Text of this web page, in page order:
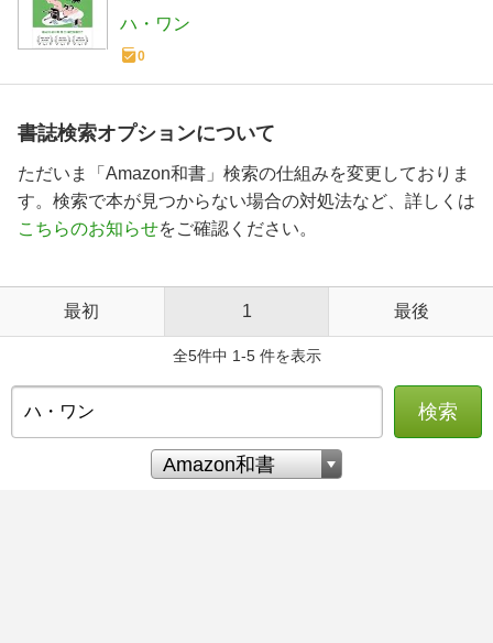
補版] [並行輸入品]
ハ・ワン
0
書誌検索オプションについて
ただいま「Amazon和書」検索の仕組みを変更しておりま
す。検索で本が見つからない場合の対処法など、詳しくは
こちらのお知らせをご確認ください。
最初 1 最後
全5件中 1-5 件を表示
検索